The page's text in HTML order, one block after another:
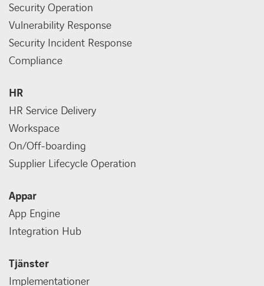
Security Operation
Vulnerability Response
Security Incident Response
Compliance
HR
HR Service Delivery
Workspace
On/Off-boarding
Supplier Lifecycle Operation
Appar
App Engine
Integration Hub
Tjänster
Implementationer